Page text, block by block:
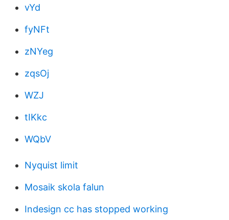
vYd
fyNFt
zNYeg
zqsOj
WZJ
tIKkc
WQbV
Nyquist limit
Mosaik skola falun
Indesign cc has stopped working